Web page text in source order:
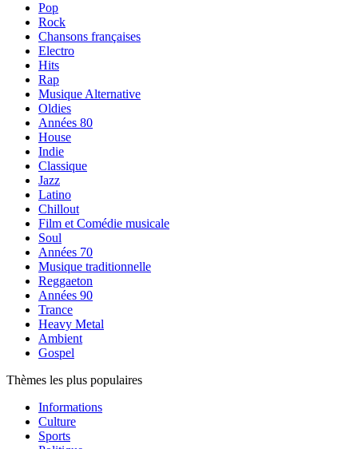
Pop
Rock
Chansons françaises
Electro
Hits
Rap
Musique Alternative
Oldies
Années 80
House
Indie
Classique
Jazz
Latino
Chillout
Film et Comédie musicale
Soul
Années 70
Musique traditionnelle
Reggaeton
Années 90
Trance
Heavy Metal
Ambient
Gospel
Thèmes les plus populaires
Informations
Culture
Sports